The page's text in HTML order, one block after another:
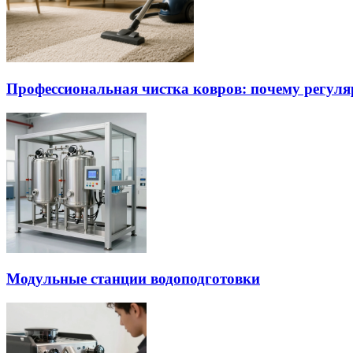
Профессиональная чистка ковров: почему
Модульные станции водоподготовки